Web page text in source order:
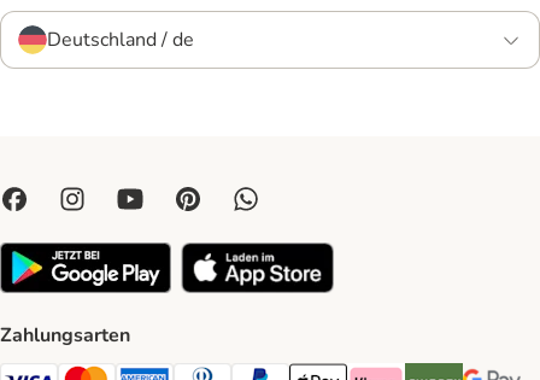
Deutschland / de
Zahlungsarten